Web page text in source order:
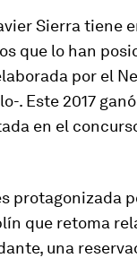
Sierra tiene
que lo han
por el
. Este 2017
en el
protagonizada
que retoma
una